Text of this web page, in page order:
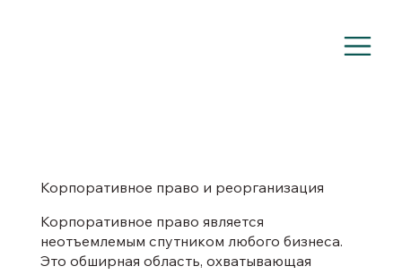
Корпоративное право и реорганизация
Корпоративное право является
неотъемлемым спутником любого бизнеса.
Это обширная область, охватывающая